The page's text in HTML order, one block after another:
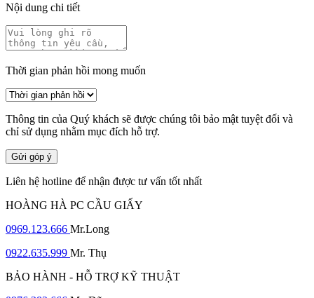
Nội dung chi tiết
Thời gian phản hồi mong muốn
Thông tin của Quý khách sẽ được chúng tôi bảo mật tuyệt đối và
chỉ sử dụng nhằm mục đích hỗ trợ.
Gửi góp ý
Liên hệ hotline để nhận được tư vấn tốt nhất
HOÀNG HÀ PC CẦU GIẤY
0969.123.666 Mr.Long
0922.635.999 Mr. Thụ
BẢO HÀNH - HỖ TRỢ KỸ THUẬT